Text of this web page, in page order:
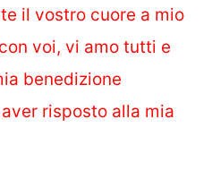
il vostro cuore a mio
voi, vi amo tutti e
benedizione
risposto alla mia